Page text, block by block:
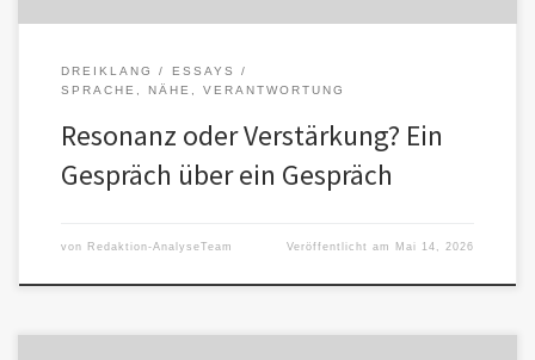
DREIKLANG
ESSAYS
SPRACHE, NÄHE, VERANTWORTUNG
Resonanz oder Verstärkung? Ein
Gespräch über ein Gespräch
von Redaktion-AnalyseTeam Veröffentlicht am Mai 14, 2026